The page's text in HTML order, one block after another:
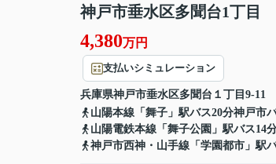
神戸市垂水区多聞台1丁目
4,380万円
支払いシミュレーション
兵庫県神戸市垂水区多聞台 １丁目9-11
山陽本線「舞子」駅バス20分神戸市
山陽電鉄本線「舞子公園」駅バス14
神戸市西神・山手線「学園都市」駅